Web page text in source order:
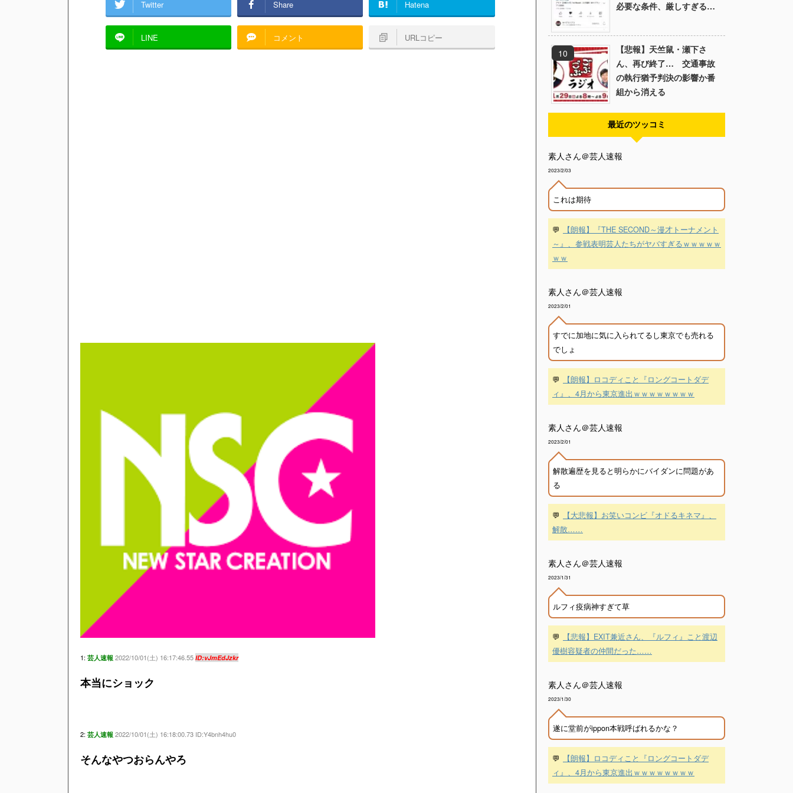
Twitter Share Hatena
LINE コメント URLコピー
1: 芸人速報 2022/10/01(土) 16:17:46.55 ID:vJmEdJzkr
本当にショック
2: 芸人速報 2022/10/01(土) 16:18:00.73 ID:Y4bnh4hu0
そんなやつおらんやろ
必要な条件、厳しすぎる…
【悲報】天竺鼠・瀬下さ
ん、再び終了… 交通事故
の執行猶予判決の影響か番
組から消える
最近のツッコミ
素人さん＠芸人速報
2023/2/03
これは期待
💬
【朗報】『THE SECOND～漫才トーナメント
～』、参戦表明芸人たちがヤバすぎるｗｗｗｗｗ
ｗｗ
素人さん＠芸人速報
2023/2/01
すでに加地に気に入られてるし東京でも売れる
でしょ
💬
【朗報】ロコディこと『ロングコートダデ
ィ』、4月から東京進出ｗｗｗｗｗｗｗｗ
素人さん＠芸人速報
2023/2/01
解散遍歴を見ると明らかにバイダンに問題があ
る
💬
【大悲報】お笑いコンビ『オドるキネマ』、
解散……
素人さん＠芸人速報
2023/1/31
ルフィ疫病神すぎて草
💬
【悲報】EXIT兼近さん、『ルフィ』こと渡辺
優樹容疑者の仲間だった……
素人さん＠芸人速報
2023/1/30
遂に堂前がippon本戦呼ばれるかな？
💬
【朗報】ロコディこと『ロングコートダデ
ィ』、4月から東京進出ｗｗｗｗｗｗｗｗ